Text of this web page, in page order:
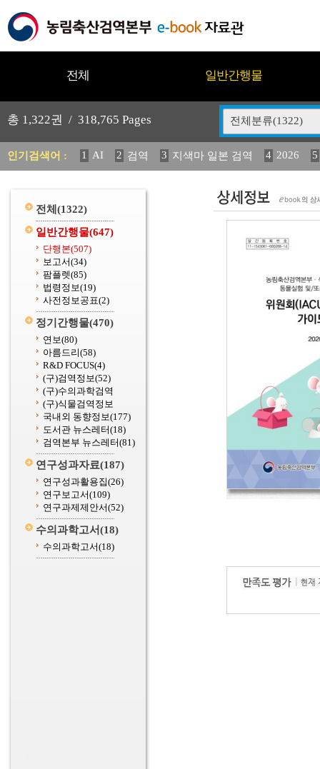
전체 일반간행물
총 1,322권 / 318,765 Pages 전체분류(1322)
인기검색어 : 1 AI 2 검역 3 지색마 일본 검역 4 2026
5
11 2025 12 중독성 식물 도감 13 媛 異 14
전체 (1322)
일반간행물(647)
단행본(507)
보고서(34)
팜플렛(85)
법령정보(19)
사전정보공표(2)
정기간행물(470)
연보(80)
아름드리(58)
R&D FOCUS(4)
(구)검역정보(52)
(구)수의과학검역
(구)식물검역정보
국내외 동향정보(177)
도서관 뉴스레터(18)
검역본부 뉴스레터(81)
연구성과자료(187)
연구성과활용집(26)
연구보고서(109)
연구과제제안서(52)
수의과학고서(18)
수의과학고서(18)